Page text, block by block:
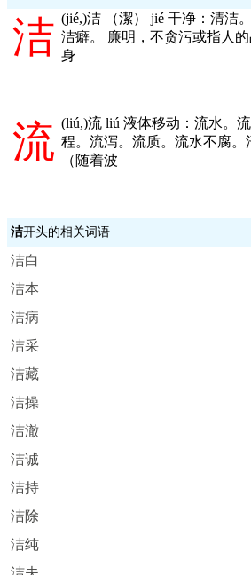
洁 (jié,)洁 （潔） jié 干净：清洁
洁癖。 廉明，不贪污或指人
身
流 (liú,)流 liú 液体移动：流水。
程。流泻。流质。流水不腐。
（随着波
洁开头的相关词语
洁白
洁本
洁病
洁采
洁藏
洁操
洁澈
洁诚
洁持
洁除
洁纯